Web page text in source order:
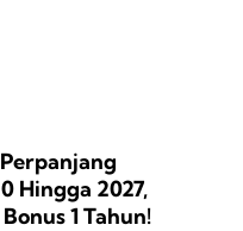
Hingga 2027,
1 Tahun!